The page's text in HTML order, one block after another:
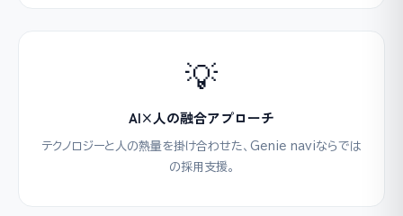
💡
AI×人の融合アプローチ
テクノロジーと人の熱量を掛け合わせた、Genie naviならでは
の採用支援。